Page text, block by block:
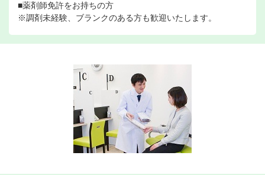
■薬剤師免許をお持ちの方
※調剤未経験、ブランクのある方も歓迎いたします。